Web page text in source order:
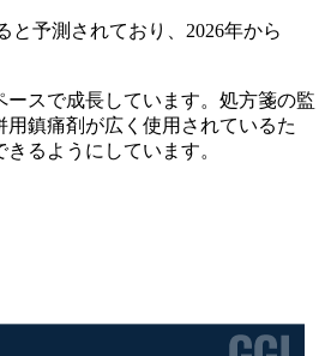
と予測されており、2026年から
スで成長しています。処方箋の監
鎮痛剤が広く使用されているた
るようにしています。